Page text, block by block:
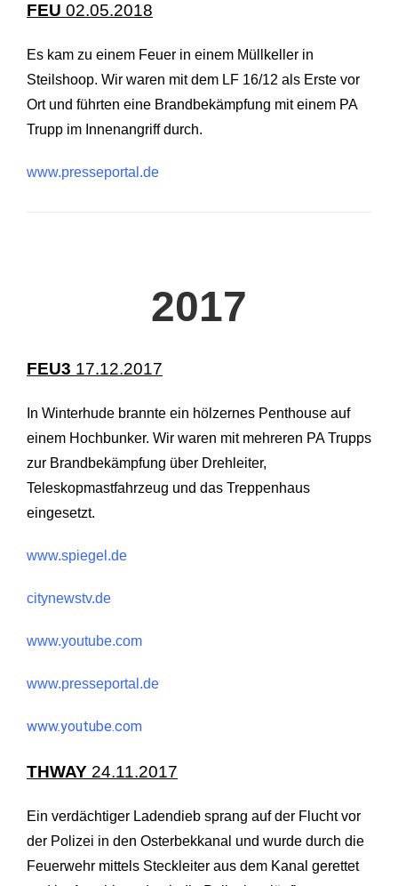
FEU 02.05.2018
Es kam zu einem Feuer in einem Müllkeller in
Steilshoop. Wir waren mit dem LF 16/12 als Erste vor
Ort und führten eine Brandbekämpfung mit einem PA
Trupp im Innenangriff durch.
www.presseportal.de
2017
FEU3 17.12.2017
In Winterhude brannte ein hölzernes Penthouse auf
einem Hochbunker. Wir waren mit mehreren PA Trupps
zur Brandbekämpfung über Drehleiter,
Teleskopmastfahrzeug und das Treppenhaus
eingesetzt.
www.spiegel.de
citynewstv.de
www.youtube.com
www.presseportal.de
www.youtube.com
THWAY 24.11.2017
Ein verdächtiger Ladendieb sprang auf der Flucht vor
der Polizei in den Osterbekkanal und wurde durch die
Feuerwehr mittels Steckleiter aus dem Kanal gerettet